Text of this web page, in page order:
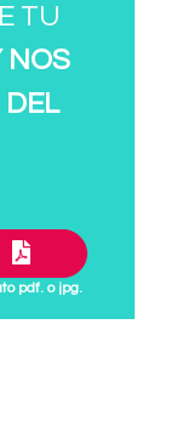
TU
NOS
DEL
pdf. o jpg.